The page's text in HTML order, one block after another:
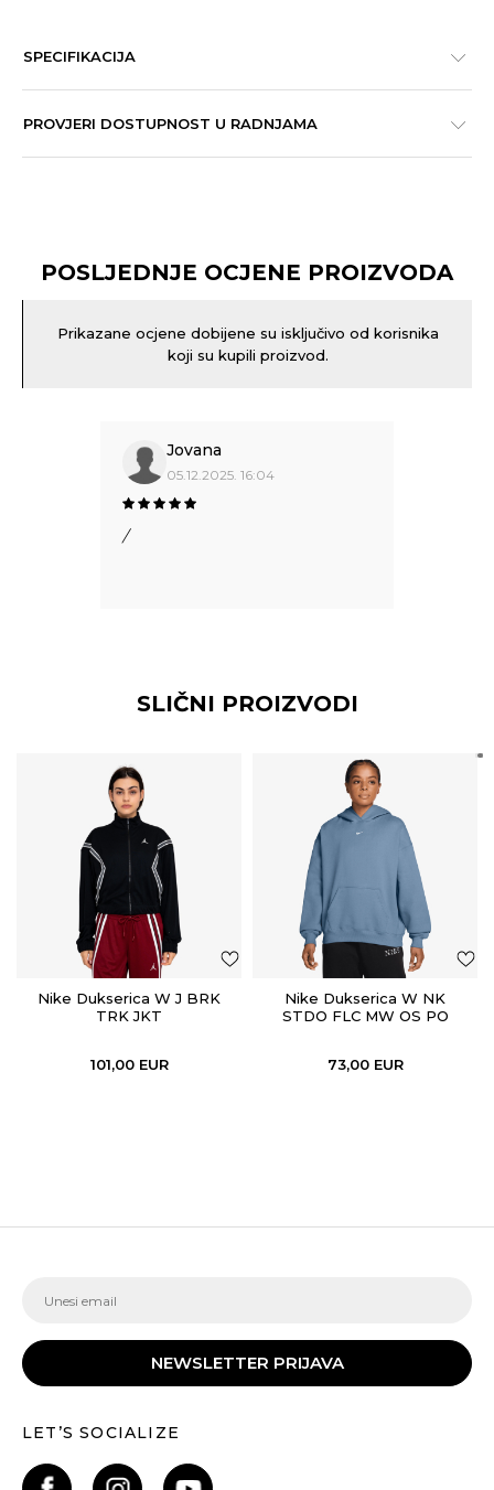
SPECIFIKACIJA
PROVJERI DOSTUPNOST U RADNJAMA
POSLJEDNJE OCJENE PROIZVODA
Prikazane ocjene dobijene su isključivo od korisnika
koji su kupili proizvod.
Jovana
05.12.2025. 16:04
/
SLIČNI PROIZVODI
Nike Dukserica W J BRK
TRK JKT
101,00 EUR
Nike Dukserica W NK
STDO FLC MW OS PO
73,00 EUR
NEWSLETTER PRIJAVA
LET’S SOCIALIZE